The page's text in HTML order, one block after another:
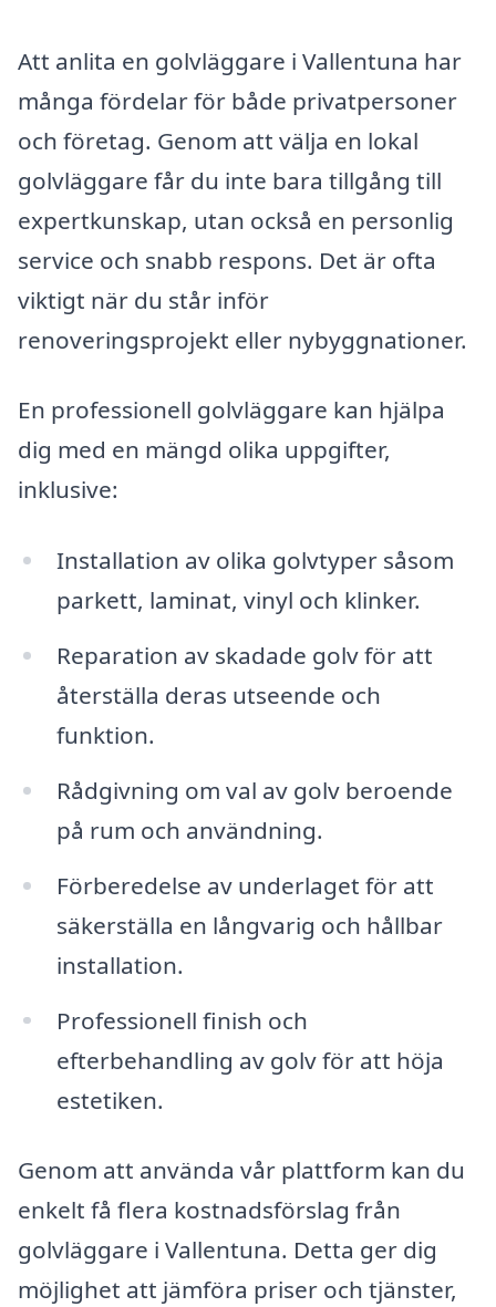
Att anlita en golvläggare i Vallentuna har
många fördelar för både privatpersoner
och företag. Genom att välja en lokal
golvläggare får du inte bara tillgång till
expertkunskap, utan också en personlig
service och snabb respons. Det är ofta
viktigt när du står inför
renoveringsprojekt eller nybyggnationer.
En professionell golvläggare kan hjälpa
dig med en mängd olika uppgifter,
inklusive:
Installation av olika golvtyper såsom
parkett, laminat, vinyl och klinker.
Reparation av skadade golv för att
återställa deras utseende och
funktion.
Rådgivning om val av golv beroende
på rum och användning.
Förberedelse av underlaget för att
säkerställa en långvarig och hållbar
installation.
Professionell finish och
efterbehandling av golv för att höja
estetiken.
Genom att använda vår plattform kan du
enkelt få flera kostnadsförslag från
golvläggare i Vallentuna. Detta ger dig
möjlighet att jämföra priser och tjänster,